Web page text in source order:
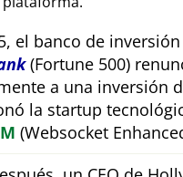
el banco de
(Fortune 500)
a una inversión
la startup
(Websocket